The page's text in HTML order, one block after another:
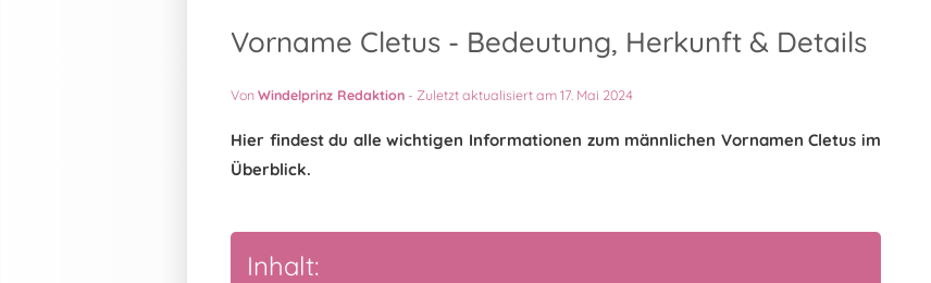
Vorname Cletus - Bedeutung, Herkunft & Details
VonWindelprinz Redaktion - Zuletzt aktualisiert am 17. Mai 2024
Hier findest du alle wichtigen Informationen zum männlichen Vornamen Cletus im
Überblick.
Inhalt: